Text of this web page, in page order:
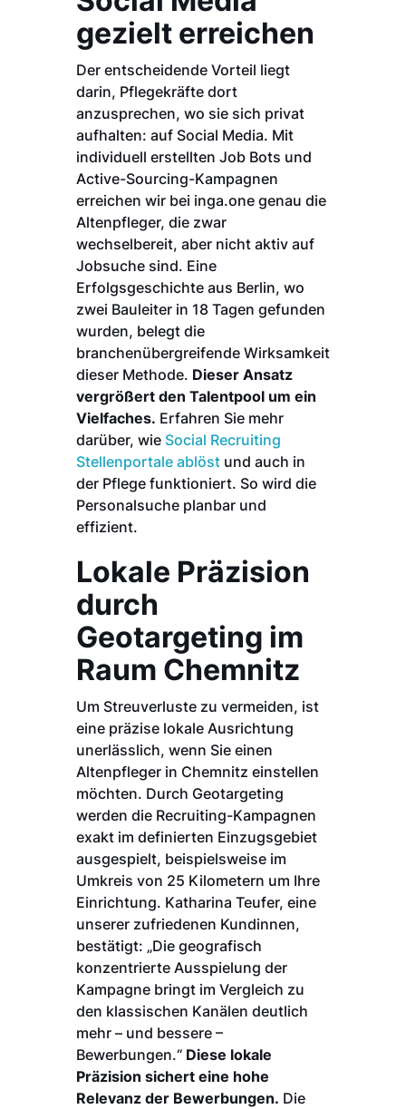
gezielt erreichen
Der entscheidende Vorteil liegt
darin, Pflegekräfte dort
anzusprechen, wo sie sich privat
aufhalten: auf Social Media. Mit
individuell erstellten Job Bots und
Active-Sourcing-Kampagnen
erreichen wir bei inga.one genau die
Altenpfleger, die zwar
wechselbereit, aber nicht aktiv auf
Jobsuche sind. Eine
Erfolgsgeschichte aus Berlin, wo
zwei Bauleiter in 18 Tagen gefunden
wurden, belegt die
branchenübergreifende Wirksamkeit
dieser Methode. Dieser Ansatz
vergrößert den Talentpool um ein
Vielfaches. Erfahren Sie mehr
darüber, wie Social Recruiting
Stellenportale ablöst und auch in
der Pflege funktioniert. So wird die
Personalsuche planbar und
effizient.
Lokale Präzision
durch
Geotargeting im
Raum Chemnitz
Um Streuverluste zu vermeiden, ist
eine präzise lokale Ausrichtung
unerlässlich, wenn Sie einen
Altenpfleger in Chemnitz einstellen
möchten. Durch Geotargeting
werden die Recruiting-Kampagnen
exakt im definierten Einzugsgebiet
ausgespielt, beispielsweise im
Umkreis von 25 Kilometern um Ihre
Einrichtung. Katharina Teufer, eine
unserer zufriedenen Kundinnen,
bestätigt: „Die geografisch
konzentrierte Ausspielung der
Kampagne bringt im Vergleich zu
den klassischen Kanälen deutlich
mehr – und bessere –
Bewerbungen.“ Diese lokale
Präzision sichert eine hohe
Relevanz der Bewerbungen. Die